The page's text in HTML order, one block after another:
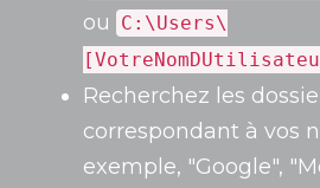
ou
C:\Users\
Recherchez les
correspondant à vos
exemple, "Google",